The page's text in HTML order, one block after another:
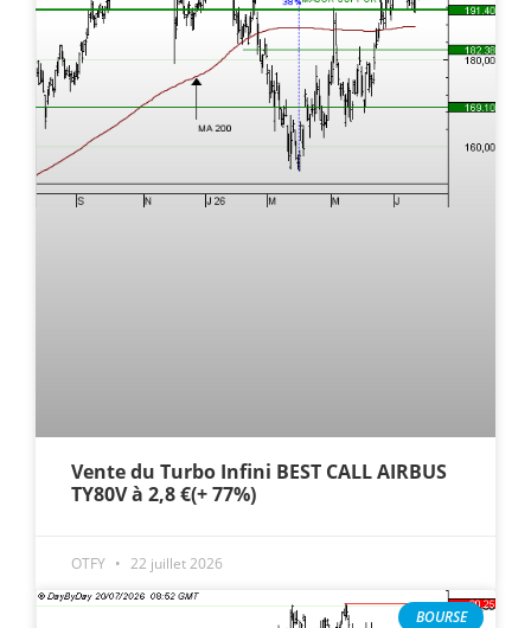
Vente du Turbo Infini BEST CALL AIRBUS
TY80V à 2,8 €(+ 77%)
OTFY 22 juillet 2026
BOURSE